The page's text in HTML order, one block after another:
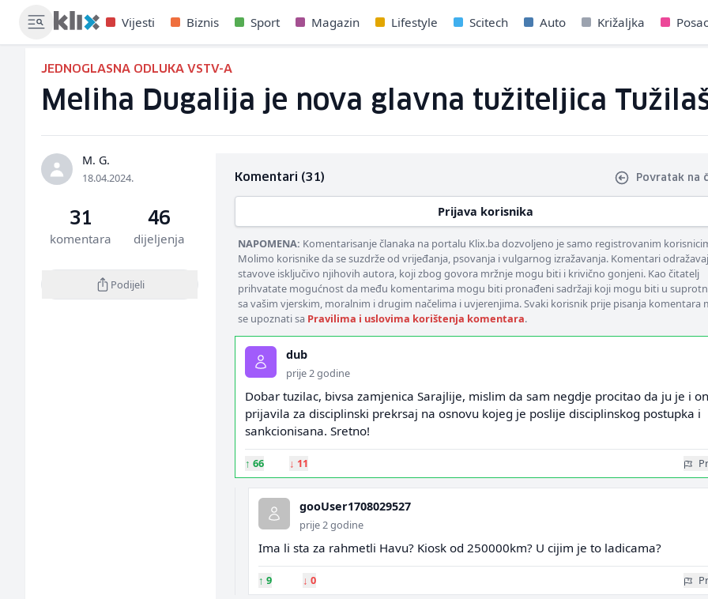
Vijesti Biznis Sport Magazin Lifestyle Scitech Auto Križaljka
JEDNOGLASNA ODLUKA VSTV-A
Meliha Dugalija je nova glavna tužiteljica
M. G.
18.04.2024.
31
komentara
46
dijeljenja
Podijeli
Komentari (31) Povratak na
Prijava korisnika
NAPOMENA: Komentarisanje članaka na portalu Klix.ba dozvoljeno je samo registrovanim
Molimo korisnike da se suzdrže od vrijeđanja, psovanja i vulgarnog izražavanja. Komentari
stavove isključivo njihovih autora, koji zbog govora mržnje mogu biti i krivično gonjeni. Kao čitatelj
prihvatate mogućnost da među komentarima mogu biti pronađeni sadržaji koji mogu biti u
sa vašim vjerskim, moralnim i drugim načelima i uvjerenjima. Svaki korisnik prije pisanja komentara
se upoznati sa Pravilima i uslovima korištenja komentara.
dub
prije 2 godine
Dobar tuzilac, bivsa zamjenica Sarajlije, mislim da sam negdje procitao da ju je i
prijavila za disciplinski prekrsaj na osnovu kojeg je poslije disciplinskog postupka i
sankcionisana. Sretno!
↑ 66 ↓ 11
gooUser1708029527
prije 2 godine
Ima li sta za rahmetli Havu? Kiosk od 250000km? U cijim je to ladicama?
↑ 9 ↓ 0